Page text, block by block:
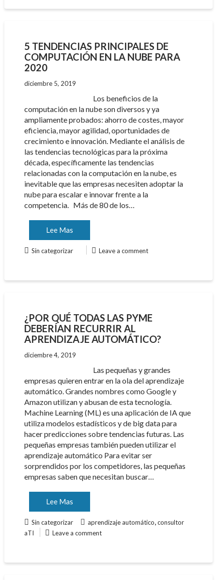
5 TENDENCIAS PRINCIPALES DE
COMPUTACIÓN EN LA NUBE PARA
2020
diciembre 5, 2019
Los beneficios de la
computación en la nube son diversos y ya
ampliamente probados: ahorro de costes, mayor
eficiencia, mayor agilidad, oportunidades de
crecimiento e innovación. Mediante el análisis de
las tendencias tecnológicas para la próxima
década, específicamente las tendencias
relacionadas con la computación en la nube, es
inevitable que las empresas necesiten adoptar la
nube para escalar e innovar frente a la
competencia. Más de 80 de los…
Lee Mas
Sin categorizar Leave a comment
¿POR QUÉ TODAS LAS PYME
DEBERÍAN RECURRIR AL
APRENDIZAJE AUTOMÁTICO?
diciembre 4, 2019
Las pequeñas y grandes
empresas quieren entrar en la ola del aprendizaje
automático. Grandes nombres como Google y
Amazon utilizan y abusan de esta tecnología.
Machine Learning (ML) es una aplicación de IA que
utiliza modelos estadísticos y de big data para
hacer predicciones sobre tendencias futuras. Las
pequeñas empresas también pueden utilizar el
aprendizaje automático Para evitar ser
sorprendidos por los competidores, las pequeñas
empresas saben que necesitan buscar…
Lee Mas
Sin categorizar aprendizaje automático consultor
aTI
Leave a comment